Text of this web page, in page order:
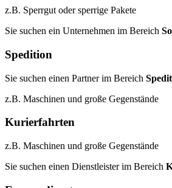
z.B. Sperrgut oder sperrige Pakete
Sie suchen ein Unternehmen im Bereich
Spedition
Sie suchen einen Partner im Bereich
z.B. Maschinen und große Gegenstände
Kurierfahrten
z.B. Maschinen und große Gegenstände
Sie suchen einen Dienstleister im Bereich